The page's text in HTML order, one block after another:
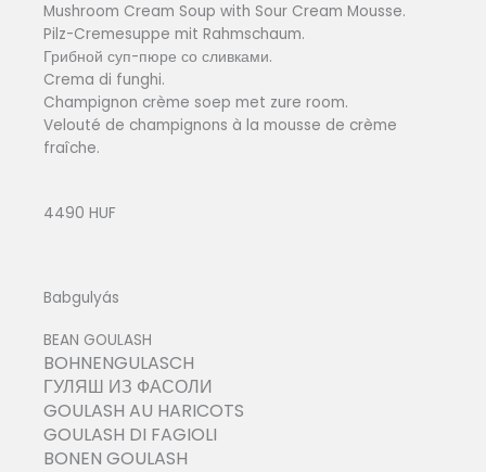
Mushroom Cream Soup with Sour Cream Mousse.
Pilz-Cremesuppe mit Rahmschaum.
Грибной суп-пюре со сливками.
Crema di funghi.
Champignon crème soep met zure room.
Velouté de champignons à la mousse de crème
fraîche.
4490 HUF
Babgulyás
BEAN GOULASH
BOHNENGULASCH
ГУЛЯШ ИЗ ФАСОЛИ
GOULASH AU HARICOTS
GOULASH DI FAGIOLI
BONEN GOULASH